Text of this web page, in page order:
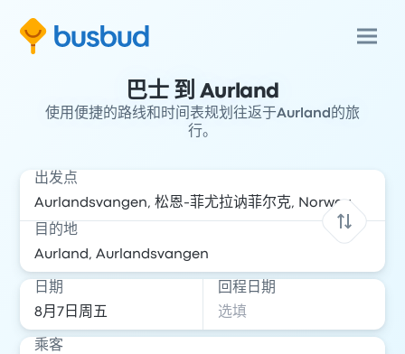
巴士 到 Aurland
使用便捷的路线和时间表规划往返于Aurland的旅
行。
出发点
目的地
日期 回程日期
乘客